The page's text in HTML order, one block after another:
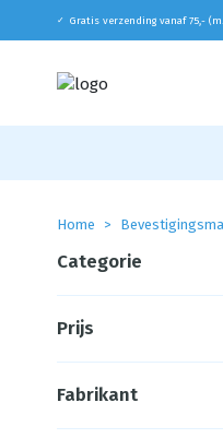
✓ Gratis verzending vanaf 75,-
Home
Categorie
Prijs
Fabrikant